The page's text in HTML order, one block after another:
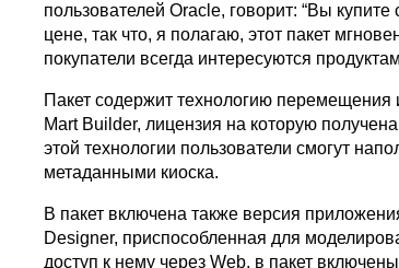
пользователей Oracle, говорит: “Вы
цене, так что, я полагаю, этот пакет
покупатели всегда интересуются
Пакет содержит технологию
Mart Builder, лицензия на которую
этой технологии пользователи смогут
метаданными киоска.
В пакет включена также версия
Designer, приспособленная для
доступ к нему через Web, в пакет